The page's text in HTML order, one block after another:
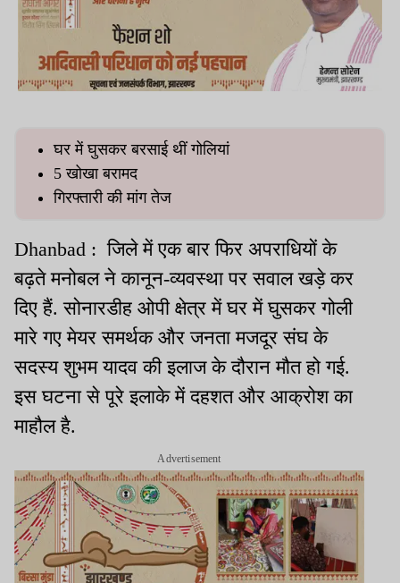
घर में घुसकर बरसाई थीं गोलियां
5 खोखा बरामद
गिरफ्तारी की मांग तेज
Dhanbad : जिले में एक बार फिर अपराधियों के
बढ़ते मनोबल ने कानून-व्यवस्था पर सवाल खड़े कर
दिए हैं. सोनारडीह ओपी क्षेत्र में घर में घुसकर गोली
मारे गए मेयर समर्थक और जनता मजदूर संघ के
सदस्य शुभम यादव की इलाज के दौरान मौत हो गई.
इस घटना से पूरे इलाके में दहशत और आक्रोश का
माहौल है.
Advertisement